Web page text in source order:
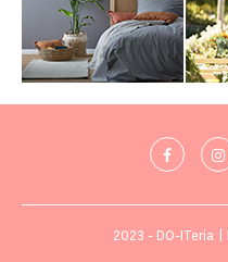
2023 - DO-ITeria |